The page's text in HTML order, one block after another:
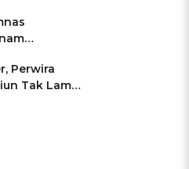
Pakansari
Perwira
Tak Lama